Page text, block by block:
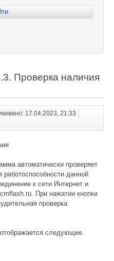
Проверка наличия
17.04.2023, 21:33
автоматически проверяет
данной
к сети Интернет и
При нажатии кнопки
проверка
следующее